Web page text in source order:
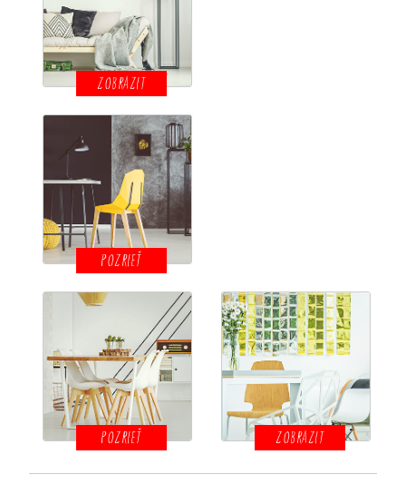
ZOBRAZIT
POZRIEŤ
POZRIEŤ ZOBRAZIT